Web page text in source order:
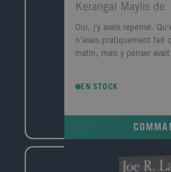
Kerangal Maylis de
Oui, j'y avais repensé.
n'avais pratiquement fait
matin, mais y penser
police, elle prend le train
longtemps. Durant ce
comprendre ce qui la lie
EN STOCK